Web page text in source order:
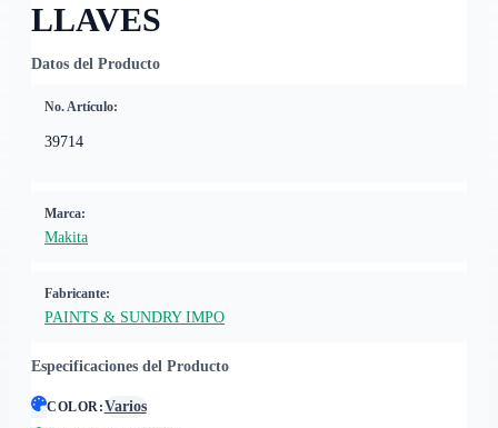
LLAVES
Datos del Producto
No. Artículo:
39714
Marca:
Makita
Fabricante:
PAINTS & SUNDRY IMPO
Especificaciones del Producto
COLOR:Varios